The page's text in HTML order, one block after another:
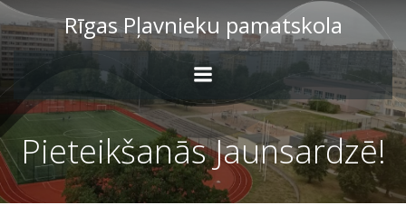
to
content
Rīgas Pļavnieku pamatskola
Pieteikšanās Jaunsardzē!